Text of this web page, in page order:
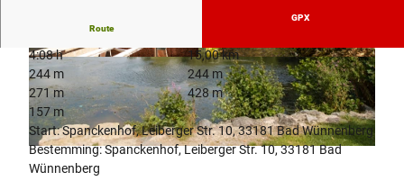
© Bad Wünnenberg Touristik GmbH |CC-BY-SA
© Tourismus NRW e.V./ Teutoburger Wald Touri
smus |
CC-BY-SA
© Tourismus NRW e.V./ Teutoburger Wald Touri
smus |CC-BY-SA
Route
GPX
4:08 h
15,00 km
244 m
244 m
271 m
428 m
157 m
Start: Spanckenhof, Leiberger Str. 10, 33181 Bad Wünnenberg
Bestemming: Spanckenhof, Leiberger Str. 10, 33181 Bad
Wünnenberg